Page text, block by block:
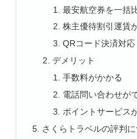
最安航空券を一括
株主優待割引運賃
QRコード決済対応
デメリット
手数料がかかる
電話問い合わせが
ポイントサービス
さくらトラベルの評判